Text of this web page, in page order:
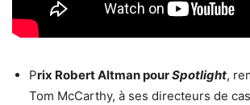
Prix Robert Altman pourSpotlight,
Tom McCarthy, à ses directeurs de